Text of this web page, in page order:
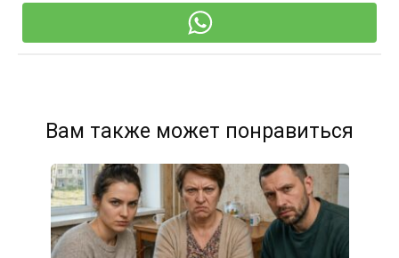
Вам также может понравиться